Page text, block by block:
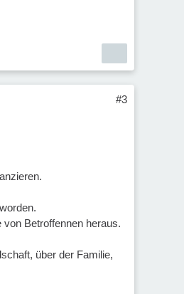
#3
Betroffennen heraus.
über der Familie,